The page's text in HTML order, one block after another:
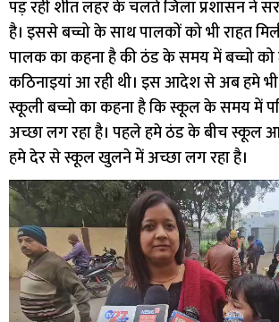
पड़ रही शीत लहर के चलते जिला प्रशासन ने
है। इससे बच्चो के साथ पालकों को भी राहत
पालक का कहना है की ठंड के समय में बच्चो
कठिनाइयां आ रही थी। इस आदेश से अब हमे भी
स्कूली बच्चो का कहना है कि स्कूल के समय में
अच्छा लग रहा है। पहले हमे ठंड के बीच स्कूल
हमे देर से स्कूल खुलने में अच्छा लग रहा है।